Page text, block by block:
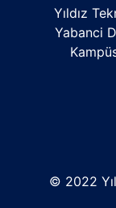
Yıldız
Yabanci
© 2022